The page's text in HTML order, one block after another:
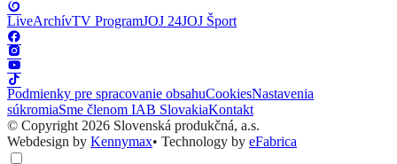
LiveArchívTV ProgramJOJ 24JOJ Šport
Podmienky pre spracovanie obsahuCookiesNastavenia
súkromiaSme členom IAB SlovakiaKontakt
© Copyright 2026 Slovenská produkčná, a.s.
Webdesign by Kennymax• Technology by eFabrica